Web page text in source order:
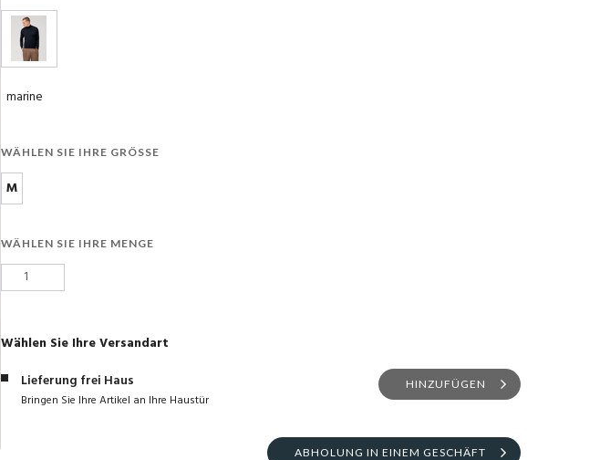
marine
WÄHLEN SIE IHRE GRÖSSE
M
WÄHLEN SIE IHRE MENGE
Wählen Sie Ihre Versandart
Lieferung frei Haus
Bringen Sie Ihre Artikel an Ihre Haustür
HINZUFÜGEN
ABHOLUNG IN EINEM GESCHÄFT